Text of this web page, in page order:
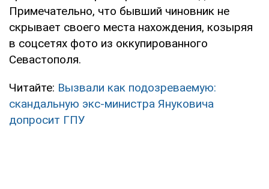
Примечательно, что бывший чиновник не
скрывает своего места нахождения, козыряя
в соцсетях фото из оккупированного
Севастополя.
Читайте: Вызвали как подозреваемую:
скандальную экс-министра Януковича
допросит ГПУ